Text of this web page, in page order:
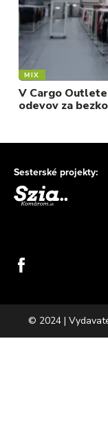
MIX
V Cargo
odevov za
Sesterské projekty:
© 2024 |